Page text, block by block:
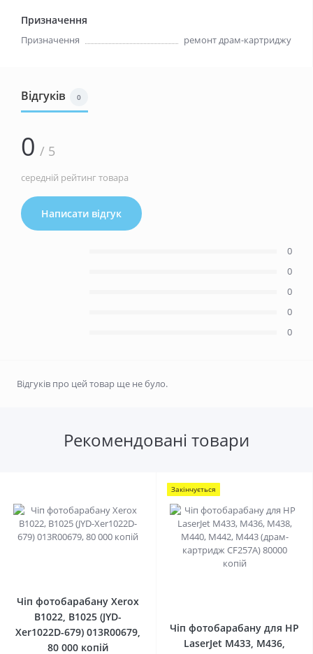
Призначення
Призначення ремонт драм-картриджу
Відгуків 0
0 / 5
середній рейтинг товара
Написати відгук
0
0
0
0
0
Відгуків про цей товар ще не було.
Рекомендовані товари
Чіп фотобарабану Xerox
B1022, B1025 (JYD-
Xer1022D-679) 013R00679,
80 000 копій
Закінчується
Чіп фотобарабану для HP
LaserJet M433, M436,